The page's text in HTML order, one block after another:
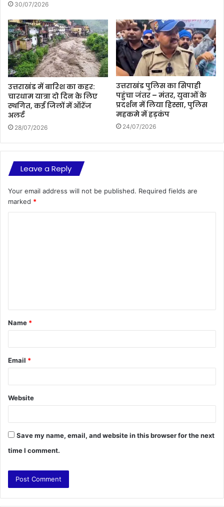
30/07/2026
उत्तराखंड में बारिश का कहर:
चारधाम यात्रा दो दिन के लिए
स्थगित, कई जिलों में ऑरेंज
अलर्ट
28/07/2026
उत्तराखंड पुलिस का सिपाही
पहुंचा जंतर – मंतर, युवाओं के
प्रदर्शन में लिया हिस्सा, पुलिस
महकमे में हड़कंप
24/07/2026
Leave a Reply
Your email address will not be published. Required fields are
marked *
t
*
Name *
Email *
Website
Save my name, email, and website in this browser for the next
time I comment.